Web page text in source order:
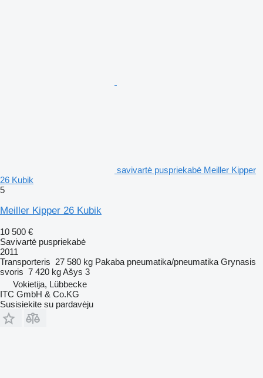
savivartė puspriekabė Meiller Kipper
26 Kubik
5
Meiller Kipper 26 Kubik
10 500 €
Savivartė puspriekabė
2011
Transporteris 27 580 kg Pakaba pneumatika/pneumatika Grynasis
svoris 7 420 kgAšys 3
Vokietija, Lübbecke
ITC GmbH & Co.KG
Susisiekite su pardavėju